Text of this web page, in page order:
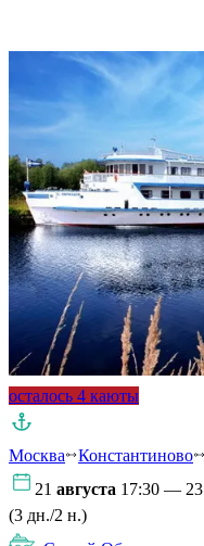
осталось 4 каюты
Москва Константиново
21 августа 17:30 — 23
(3 дн./2 н.)